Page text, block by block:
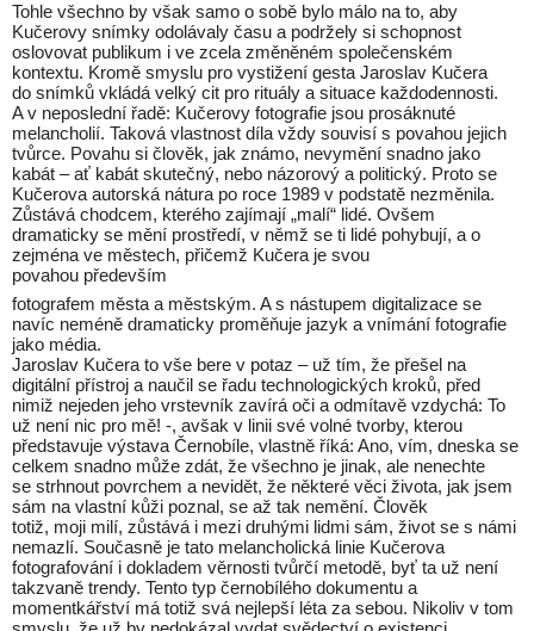
Tohle všechno by však samo o sobě bylo málo na to, aby
Kučerovy snímky odolávaly času a podržely si schopnost
oslovovat publikum i ve zcela změněném společenském
kontextu. Kromě smyslu pro vystižení gesta Jaroslav Kučera
do snímků vkládá velký cit pro rituály a situace každodennosti.
A v neposlední řadě: Kučerovy fotografie jsou prosáknuté
melancholií. Taková vlastnost díla vždy souvisí s povahou jejich
tvůrce. Povahu si člověk, jak známo, nevymění snadno jako
kabát – ať kabát skutečný, nebo názorový a politický. Proto se
Kučerova autorská nátura po roce 1989 v podstatě nezměnila.
Zůstává chodcem, kterého zajímají „malí“ lidé. Ovšem
dramaticky se mění prostředí, v němž se ti lidé pohybují, a o
zejména ve městech, přičemž Kučera je svou
povahou především
fotografem města a městským. A s nástupem digitalizace se
navíc neméně dramaticky proměňuje jazyk a vnímání fotografie
jako média.
Jaroslav Kučera to vše bere v potaz – už tím, že přešel na
digitální přístroj a naučil se řadu technologických kroků, před
nimiž nejeden jeho vrstevník zavírá oči a odmítavě vzdychá: To
už není nic pro mě! -, avšak v linii své volné tvorby, kterou
představuje výstava Černobíle, vlastně říká: Ano, vím, dneska se
celkem snadno může zdát, že všechno je jinak, ale nenechte
se strhnout povrchem a nevidět, že některé věci života, jak jsem
sám na vlastní kůži poznal, se až tak nemění. Člověk
totiž, moji milí, zůstává i mezi druhými lidmi sám, život se s námi
nemazlí. Současně je tato melancholická linie Kučerova
fotografování i dokladem věrnosti tvůrčí metodě, byť ta už není
takzvaně trendy. Tento typ černobílého dokumentu a
momentkářství má totiž svá nejlepší léta za sebou. Nikoliv v tom